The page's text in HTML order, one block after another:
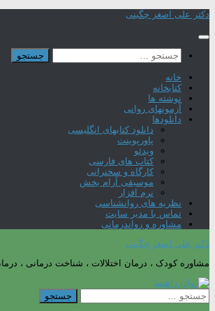
Skip
content
دکتر علی اصغر چگینی
جستجو
برای:
خانه
کتابخانه
نوشته ها
آزمونهای روانی
دانلودها
دانلود کتابهای انگلیسی
پاورپوینت
ویدئو
کتاب های فارسی
کارگاه و سخنرانی
موسیقی آرام بخش
نرم افزار
نظریه های روانشناسی
تماس با مدیر سایت
مشاوره و رواندرمانی
دکتر علی اصغر چگینی
مشاوره کودک ، درمان اختلالات ، شناخت درمانی ،
جستجو
برای: